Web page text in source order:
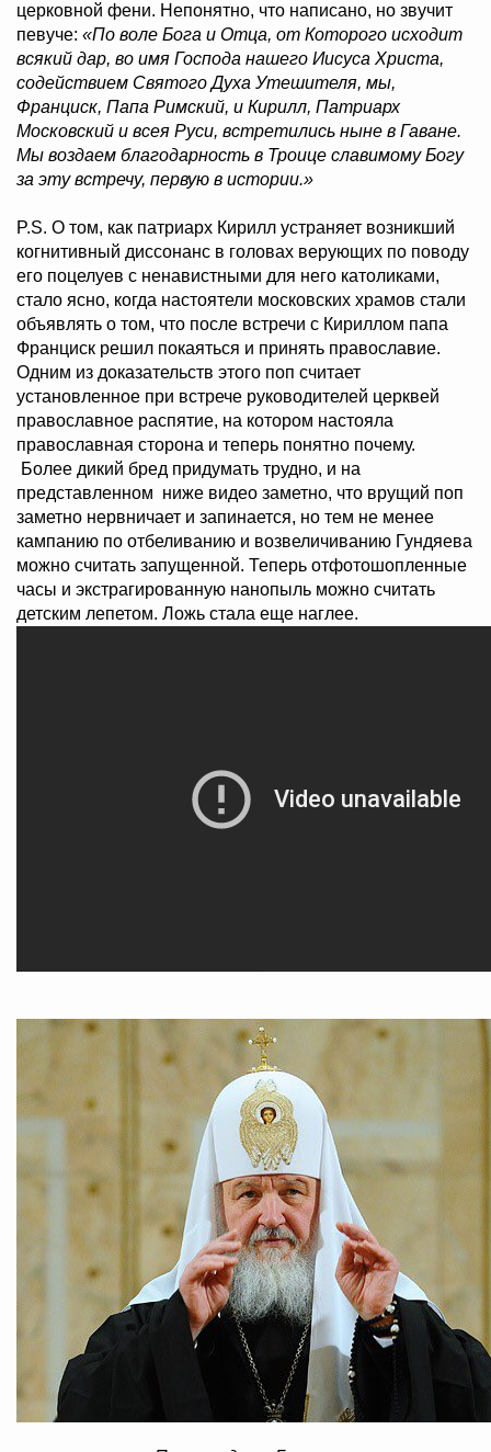
церковной фени. Непонятно, что написано, но звучит
певуче: «По воле Бога и Отца, от Которого исходит
всякий дар, во имя Господа нашего Иисуса Христа,
содействием Святого Духа Утешителя, мы,
Франциск, Папа Римский, и Кирилл, Патриарх
Московский и всея Руси, встретились ныне в Гаване.
Мы воздаем благодарность в Троице славимому Богу
за эту встречу, первую в истории.»
P.S. О том, как патриарх Кирилл устраняет возникший
когнитивный диссонанс в головах верующих по поводу
его поцелуев с ненавистными для него католиками,
стало ясно, когда настоятели московских храмов стали
объявлять о том, что после встречи с Кириллом папа
Франциск решил покаяться и принять православие.
Одним из доказательств этого поп считает
установленное при встрече руководителей церквей
православное распятие, на котором настояла
православная сторона и теперь понятно почему.
Более дикий бред придумать трудно, и на
представленном ниже видео заметно, что врущий поп
заметно нервничает и запинается, но тем не менее
кампанию по отбеливанию и возвеличиванию Гундяева
можно считать запущенной. Теперь отфотошопленные
часы и экстрагированную нанопыль можно считать
детским лепетом. Ложь стала еще наглее.